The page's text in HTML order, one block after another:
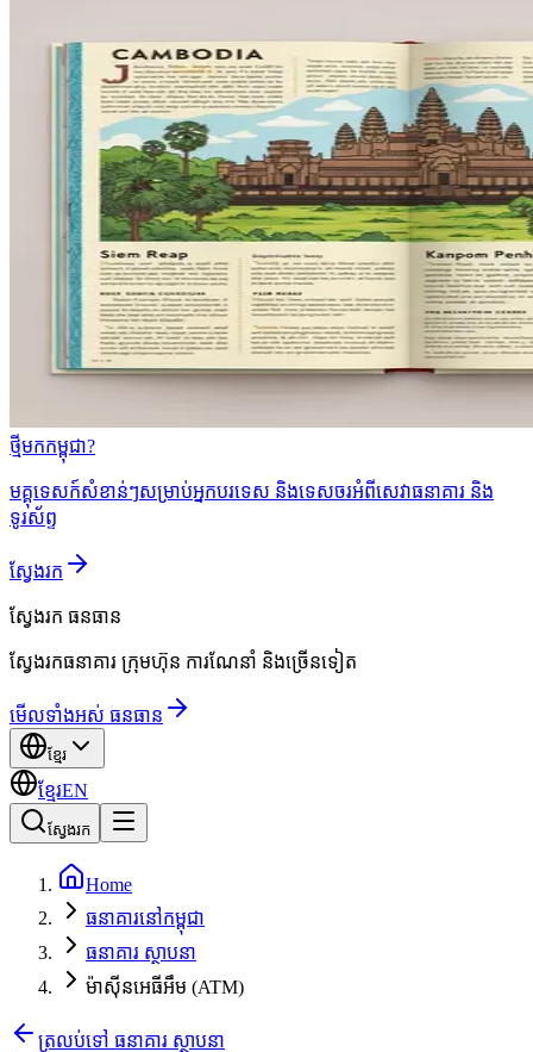
ថ្មីមកកម្ពុជា?
មគ្គុទេសក៍សំខាន់ៗសម្រាប់អ្នកបរទេស និងទេសចរអំពីសេវាធនាគារ និង
ទូរស័ព្ទ
ស្វែងរក
ស្វែងរក ធនធាន
ស្វែងរកធនាគារ ក្រុមហ៊ុន ការណែនាំ និងច្រើនទៀត
មើលទាំងអស់ ធនធាន
ខ្មែរ
ខ្មែរEN
ស្វែងរក
Home
ធនាគារនៅកម្ពុជា
ធនាគារ ស្ថាបនា
ម៉ាស៊ីនអេធីអឹម (ATM)
ត្រលប់ទៅ ធនាគារ ស្ថាបនា